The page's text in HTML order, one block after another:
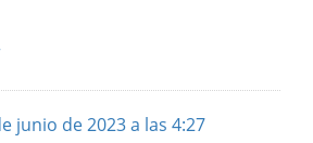
junio de 2023 a las 4:27